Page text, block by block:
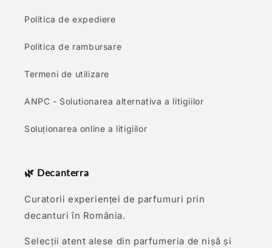
Politica de expediere
Politica de rambursare
Termeni de utilizare
ANPC - Solutionarea alternativa a litigiilor
Soluționarea online a litigiilor
🌿 Decanterra
Curatorii experienței de parfumuri prin
decanturi în România.
Selecții atent alese din parfumeria de nișă și